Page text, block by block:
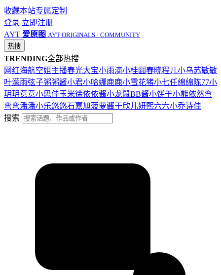
收藏本站专属定制
登录 立即注册
AYT 爱原图 AYT ORIGINALS · COMMUNITY
热搜
TRENDING全部热搜
网红海航空姐 主播春光大宝小雨滴小桂圆春晓程儿小乌苏敏敏
叶濛雨弦子粥粥酱小君小哈娜鹿鹿小雪花猪小七任绵绵 陈77小
玥玥意意小思佳玉米徐依依酱小龙鼠BB酱小饼干小熊依然弯
弯弯潘潘小乐悠悠石嘉旭菠萝酱于欣儿妍熙六六小乔诗佳
搜索